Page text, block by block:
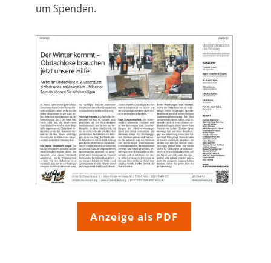
um Spenden.
Anzeige als PDF